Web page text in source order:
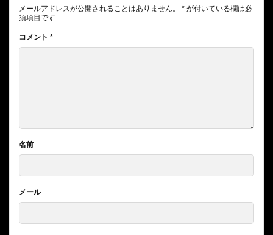
メールアドレスが公開されることはありません。 * が付いている欄は必
須項目です
コメント *
名前
メール